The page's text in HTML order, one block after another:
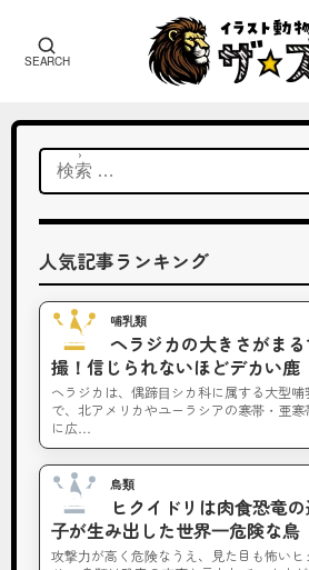
SEARCH
ズー
タ
タ
行
ダ
ョ
ウ
検
索:
人気記事ランキング
No.1
哺乳類
ヘラジカの大きさがま
撮！信じられないほどデカい鹿
ヘラジカは、偶蹄目シカ科に属する大型哺
で、北アメリカやユーラシアの寒帯・亜寒
に広…
No.2
鳥類
ヒクイドリは肉食恐竜
子が生み出した世界一危険な鳥
攻撃力が高く危険なうえ、見た目も怖いヒ